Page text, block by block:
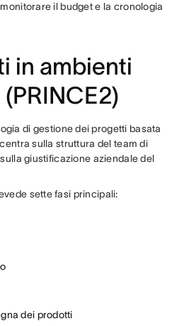
il budget e la cronologia
in ambienti
di gestione dei progetti basata
sulla struttura del team di
giustificazione aziendale del
sette fasi principali:
dei prodotti